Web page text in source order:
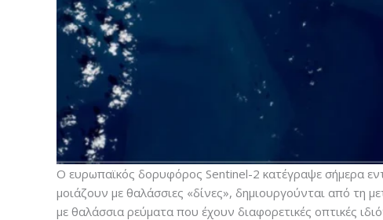
Ο ευρωπαϊκός δορυφόρος Sentinel-2 κατέγραψε σήμερα
μοιάζουν με θαλάσσιες «δίνες», δημιουργούνται από
με θαλάσσια ρεύματα που έχουν διαφορετικές οπτικές